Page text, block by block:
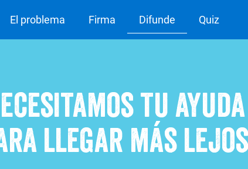
El problema Firma Difunde Quiz
tu ayuda
llegar más lejos